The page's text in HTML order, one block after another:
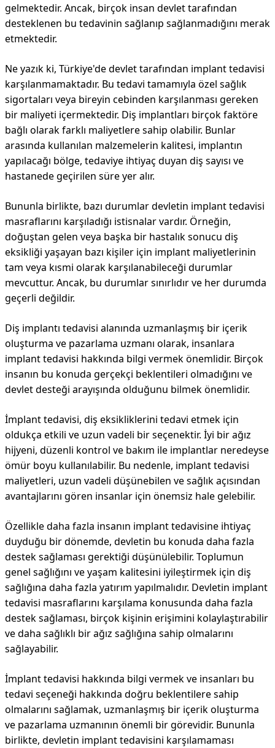
gelmektedir. Ancak, birçok insan devlet tarafından
desteklenen bu tedavinin sağlanıp sağlanmadığını merak
etmektedir.
Ne yazık ki, Türkiye'de devlet tarafından implant tedavisi
karşılanmamaktadır. Bu tedavi tamamıyla özel sağlık
sigortaları veya bireyin cebinden karşılanması gereken
bir maliyeti içermektedir. Diş implantları birçok faktöre
bağlı olarak farklı maliyetlere sahip olabilir. Bunlar
arasında kullanılan malzemelerin kalitesi, implantın
yapılacağı bölge, tedaviye ihtiyaç duyan diş sayısı ve
hastanede geçirilen süre yer alır.
Bununla birlikte, bazı durumlar devletin implant tedavisi
masraflarını karşıladığı istisnalar vardır. Örneğin,
doğuştan gelen veya başka bir hastalık sonucu diş
eksikliği yaşayan bazı kişiler için implant maliyetlerinin
tam veya kısmi olarak karşılanabileceği durumlar
mevcuttur. Ancak, bu durumlar sınırlıdır ve her durumda
geçerli değildir.
Diş implantı tedavisi alanında uzmanlaşmış bir içerik
oluşturma ve pazarlama uzmanı olarak, insanlara
implant tedavisi hakkında bilgi vermek önemlidir. Birçok
insanın bu konuda gerçekçi beklentileri olmadığını ve
devlet desteği arayışında olduğunu bilmek önemlidir.
İmplant tedavisi, diş eksikliklerini tedavi etmek için
oldukça etkili ve uzun vadeli bir seçenektir. İyi bir ağız
hijyeni, düzenli kontrol ve bakım ile implantlar neredeyse
ömür boyu kullanılabilir. Bu nedenle, implant tedavisi
maliyetleri, uzun vadeli düşünebilen ve sağlık açısından
avantajlarını gören insanlar için önemsiz hale gelebilir.
Özellikle daha fazla insanın implant tedavisine ihtiyaç
duyduğu bir dönemde, devletin bu konuda daha fazla
destek sağlaması gerektiği düşünülebilir. Toplumun
genel sağlığını ve yaşam kalitesini iyileştirmek için diş
sağlığına daha fazla yatırım yapılmalıdır. Devletin implant
tedavisi masraflarını karşılama konusunda daha fazla
destek sağlaması, birçok kişinin erişimini kolaylaştırabilir
ve daha sağlıklı bir ağız sağlığına sahip olmalarını
sağlayabilir.
İmplant tedavisi hakkında bilgi vermek ve insanları bu
tedavi seçeneği hakkında doğru beklentilere sahip
olmalarını sağlamak, uzmanlaşmış bir içerik oluşturma
ve pazarlama uzmanının önemli bir görevidir. Bununla
birlikte, devletin implant tedavisini karşılamaması